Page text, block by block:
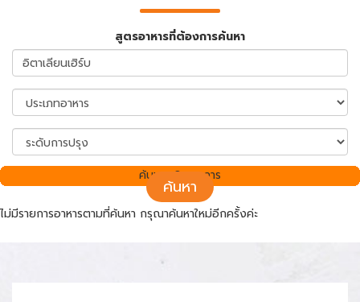
สูตรอาหารที่ต้องการค้นหา
ค้นหา
ไม่มีรายการอาหารตามที่ค้นหา กรุณาค้นหาใหม่อีกครั้งค่ะ
ค้นพบ 0 รายการ